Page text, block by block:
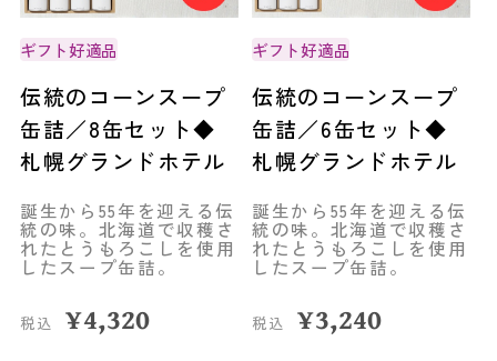
ギフト好適品
伝統のコーンスープ
缶詰／8缶セット◆
札幌グランドホテル
誕生から55年を迎える伝
統の味。北海道で収穫さ
れたとうもろこしを使用
したスープ缶詰。
税込 ¥4,320
ギフト好適品
伝統のコーンスープ
缶詰／6缶セット◆
札幌グランドホテル
誕生から55年を迎える伝
統の味。北海道で収穫さ
れたとうもろこしを使用
したスープ缶詰。
税込 ¥3,240